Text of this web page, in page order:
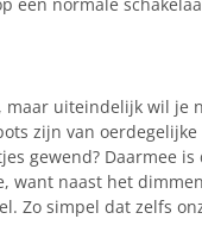
maar uiteindelijk wil
zijn van
gewend? Daarmee
want naast het
Zo simpel dat zelfs